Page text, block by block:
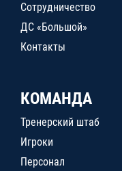
Сотрудничество
ДС «Большой»
Контакты
КОМАНДА
Тренерский штаб
Игроки
Персонал